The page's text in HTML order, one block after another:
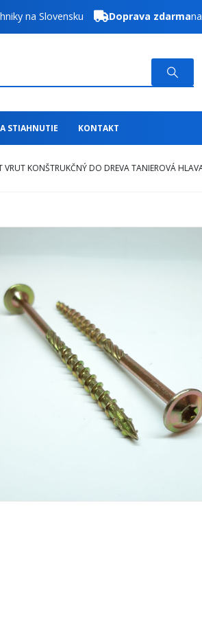
na Slovensku Doprava zdarma
STIAHNUTIE KONTAKT
VRUT KONŠTRUKČNÝ DO DREVA TANIEROVÁ